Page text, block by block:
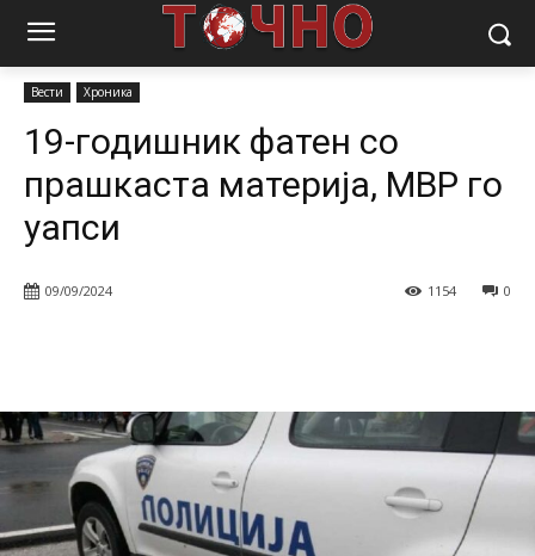
Почетна
19-годишник фатен со прашкаста материја, МВР
Вести Хроника
19-годишник фатен со
прашкаста материја, МВР го
уапси
09/09/2024 0
1154